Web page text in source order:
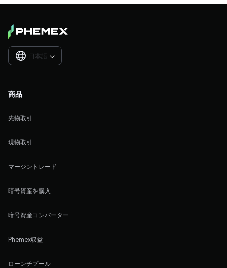
日本語 
商品
先物取引
現物取引
マージントレード
暗号資産を購入
暗号資産コンバーター
Phemex収益
ローンチプール